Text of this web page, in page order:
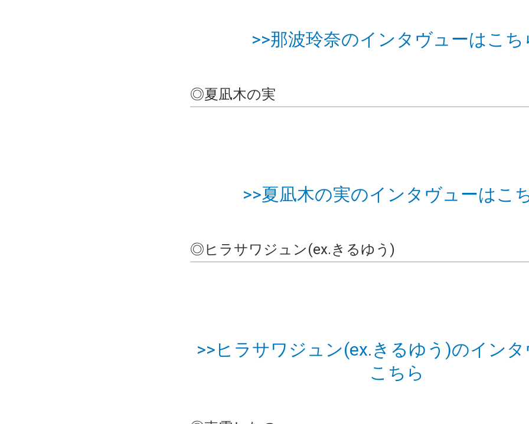
>>那波玲奈のインタヴューはこち
◎夏凪木の実
>>夏凪木の実のインタヴューはこ
◎ヒラサワジュン(ex.きるゆう)
>>ヒラサワジュン(ex.きるゆう)のイン
こちら